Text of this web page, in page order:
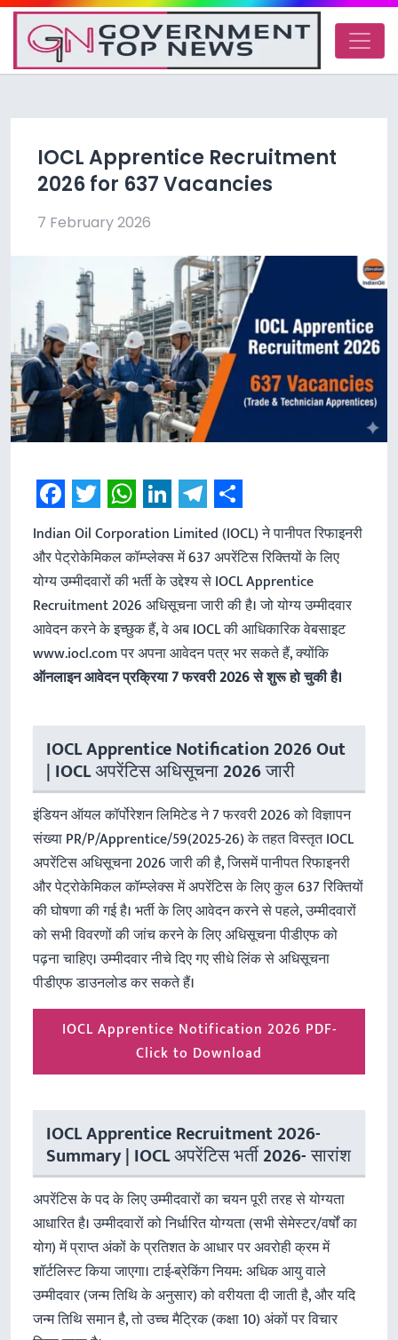
IOCL Apprentice Recruitment
2026 for 637 Vacancies
7 February 2026
Facebook
Twitter
WhatsApp
LinkedIn
Telegram
Share
Indian Oil Corporation Limited (IOCL) ने पानीपत रिफाइनरी
और पेट्रोकेमिकल कॉम्प्लेक्स में 637 अपरेंटिस रिक्तियों के लिए
योग्य उम्मीदवारों की भर्ती के उद्देश्य से IOCL Apprentice
Recruitment 2026 अधिसूचना जारी की है। जो योग्य उम्मीदवार
आवेदन करने के इच्छुक हैं, वे अब IOCL की आधिकारिक वेबसाइट
www.iocl.com पर अपना आवेदन पत्र भर सकते हैं, क्योंकि
ऑनलाइन आवेदन प्रक्रिया 7 फरवरी 2026 से शुरू हो चुकी है।
IOCL Apprentice Notification 2026 Out
| IOCL अपरेंटिस अधिसूचना 2026 जारी
इंडियन ऑयल कॉर्पोरेशन लिमिटेड ने 7 फरवरी 2026 को विज्ञापन
संख्या PR/P/Apprentice/59(2025-26) के तहत विस्तृत IOCL
अपरेंटिस अधिसूचना 2026 जारी की है, जिसमें पानीपत रिफाइनरी
और पेट्रोकेमिकल कॉम्प्लेक्स में अपरेंटिस के लिए कुल 637 रिक्तियों
की घोषणा की गई है। भर्ती के लिए आवेदन करने से पहले, उम्मीदवारों
को सभी विवरणों की जांच करने के लिए अधिसूचना पीडीएफ को
पढ़ना चाहिए। उम्मीदवार नीचे दिए गए सीधे लिंक से अधिसूचना
पीडीएफ डाउनलोड कर सकते हैं।
IOCL Apprentice Notification 2026 PDF-
Click to Download
IOCL Apprentice Recruitment 2026-
Summary | IOCL अपरेंटिस भर्ती 2026- सारांश
अपरेंटिस के पद के लिए उम्मीदवारों का चयन पूरी तरह से योग्यता
आधारित है। उम्मीदवारों को निर्धारित योग्यता (सभी सेमेस्टर/वर्षों का
योग) में प्राप्त अंकों के प्रतिशत के आधार पर अवरोही क्रम में
शॉर्टलिस्ट किया जाएगा। टाई-ब्रेकिंग नियम: अधिक आयु वाले
उम्मीदवार (जन्म तिथि के अनुसार) को वरीयता दी जाती है, और यदि
जन्म तिथि समान है, तो उच्च मैट्रिक (कक्षा 10) अंकों पर विचार